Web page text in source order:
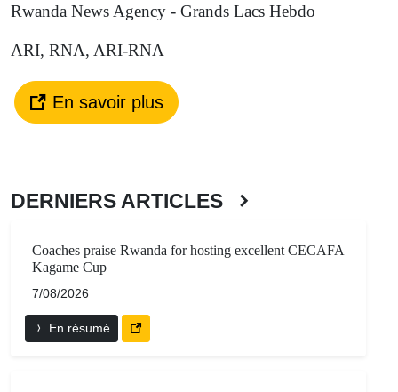
Rwanda News Agency - Grands Lacs Hebdo
ARI, RNA, ARI-RNA
En savoir plus
DERNIERS ARTICLES
Coaches praise Rwanda for hosting excellent CECAFA
Kagame Cup
7/08/2026
En résumé